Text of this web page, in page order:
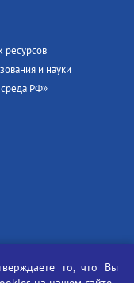
ресурсов
и науки
РФ»
то, что Вы